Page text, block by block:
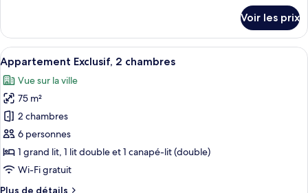
chambre,
vue
ville
le
type
de
chambre
Appartement
Supérieur,
chambre,
vue
ville
Voir les prix
Afficher
toutes
les
photos
pour
ce
type
de
chambre :
Un salon moderne comprenant un
7
Appartement Exclusif, 2 chambres
Vue sur la ville
75 m²
2 chambres
6 personnes
1 grand lit, 1 lit double et 1 canapé-lit (double)
Wi-Fi gratuit
Plus de détails
Plus